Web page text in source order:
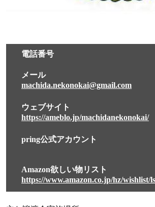
電話番号
メール
machida.nekonokai@gmail.com
ウェブサイト
https://ameblo.jp/machidanekonokai/
pring公式アカウント
Amazon欲しい物リスト